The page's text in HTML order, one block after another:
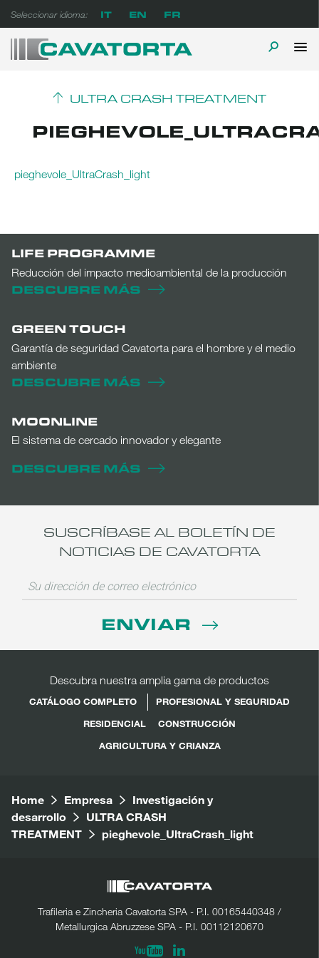
al
contenido
Seleccionar idioma: IT EN FR
ULTRA CRASH TREATMENT
pieghevole_UltraCrash_light
LIFE PROGRAMME
Reducción del impacto medioambiental de la producción
DESCUBRE MÁS
GREEN TOUCH
Garantía de seguridad Cavatorta para el hombre y el medio
ambiente
DESCUBRE MÁS
MOONLINE
El sistema de cercado innovador y elegante
DESCUBRE MÁS
SUSCRÍBASE AL BOLETÍN DE
NOTICIAS DE CAVATORTA
ENVIAR
Descubra nuestra amplia gama de productos
CATÁLOGO COMPLETO
PROFESIONAL Y SEGURIDAD
RESIDENCIAL
CONSTRUCCIÓN
AGRICULTURA Y CRIANZA
Home Empresa
Investigación y
desarrollo
ULTRA CRASH
TREATMENT
pieghevole_UltraCrash_light
Trafileria e Zincheria Cavatorta SPA - P.I. 00165440348 /
Metallurgica Abruzzese SPA - P.I. 00112120670
COMPARTIRYoutube Linkedin